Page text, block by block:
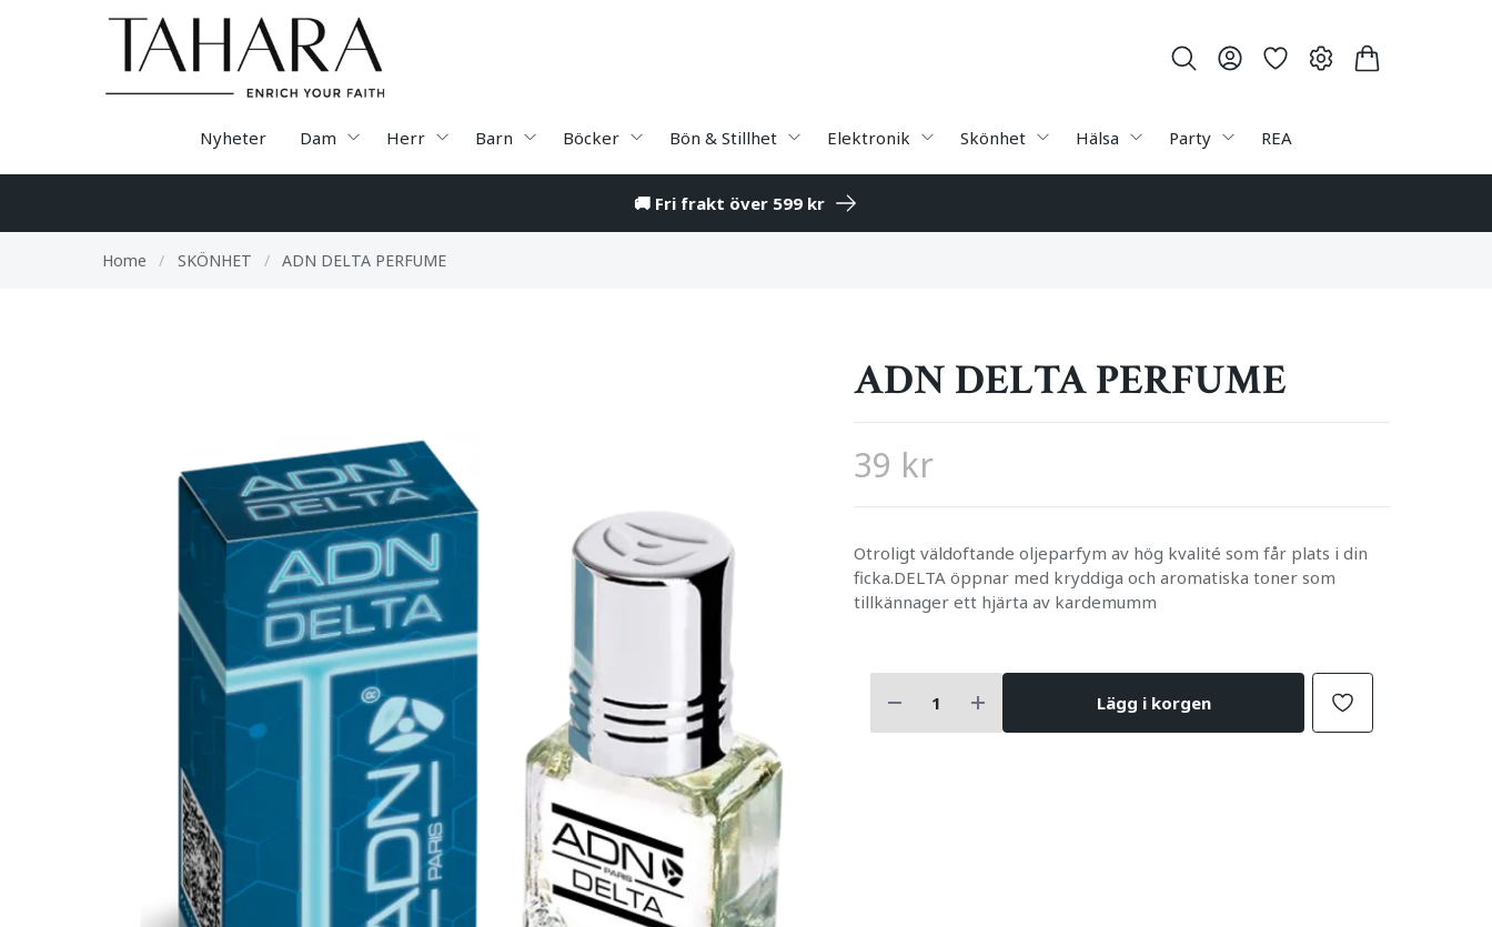
Nyheter Dam Herr Barn Böcker Bön & Stillhet Elektronik Skönhet Hälsa Party REA
🚚 Fri frakt över 599 kr
Home / SKÖNHET / ADN DELTA PERFUME
ADN DELTA PERFUME
39 kr
Otroligt väldoftande oljeparfym av hög kvalité som får plats i din
ficka.DELTA öppnar med kryddiga och aromatiska toner som
tillkännager ett hjärta av kardemumm
Lägg i korgen